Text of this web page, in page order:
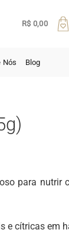
R$ 0,00
Nós Blog
para nutrir
e cítricas em